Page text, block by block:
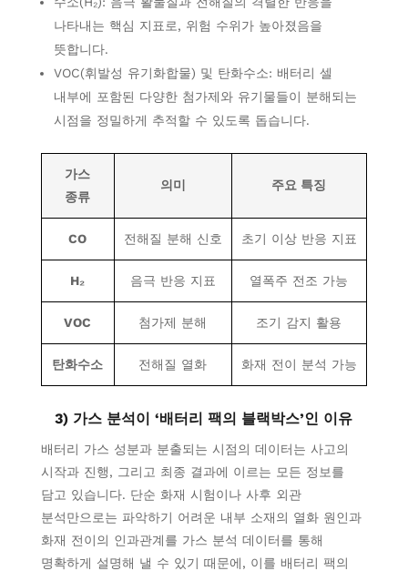
나타내는 핵심 지표로, 위험 수위가 높아졌음을
뜻합니다.
VOC(휘발성 유기화합물) 및 탄화수소: 배터리 셀
내부에 포함된 다양한 첨가제와 유기물들이 분해되는
시점을 정밀하게 추적할 수 있도록 돕습니다.
가스
종류
의미 주요 특징
CO 전해질 분해 신호 초기 이상 반응 지표
H₂ 음극 반응 지표 열폭주 전조 가능
VOC 첨가제 분해 조기 감지 활용
탄화수소 전해질 열화 화재 전이 분석 가능
3) 가스 분석이 ‘배터리 팩의 블랙박스’인 이유
배터리 가스 성분과 분출되는 시점의 데이터는 사고의
시작과 진행, 그리고 최종 결과에 이르는 모든 정보를
담고 있습니다. 단순 화재 시험이나 사후 외관
분석만으로는 파악하기 어려운 내부 소재의 열화 원인과
화재 전이의 인과관계를 가스 분석 데이터를 통해
명확하게 설명해 낼 수 있기 때문에, 이를 배터리 팩의